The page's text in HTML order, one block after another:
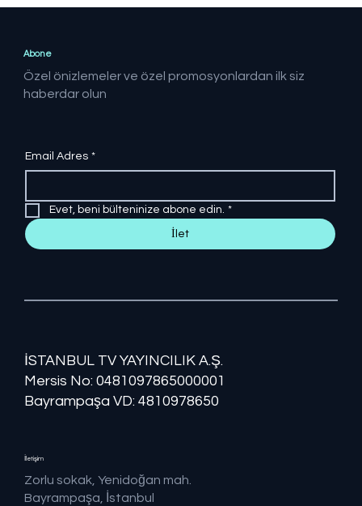
Abone
Özel önizlemeler ve özel promosyonlardan ilk siz
haberdar olun
Email Adres *
Evet, beni bülteninize abone edin. *
İlet
İSTANBUL TV YAYINCILIK A.Ş.
Mersis No: ​​0481097865000001
Bayrampaşa VD: 4810978650
İletişim
Zorlu sokak, Yenidoğan mah.
Bayrampaşa, İstanbul